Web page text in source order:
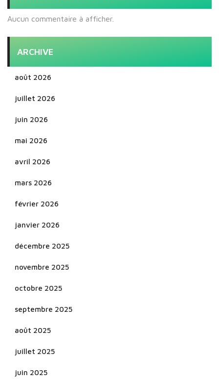
Aucun commentaire à afficher.
ARCHIVE
août 2026
juillet 2026
juin 2026
mai 2026
avril 2026
mars 2026
février 2026
janvier 2026
décembre 2025
novembre 2025
octobre 2025
septembre 2025
août 2025
juillet 2025
juin 2025